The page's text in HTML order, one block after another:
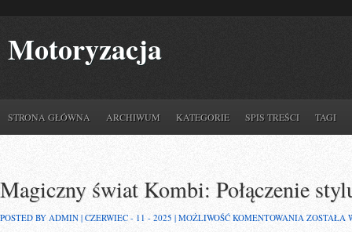
Motoryzacja
STRONA GŁÓWNA ARCHIWUM KATEGORIE SPIS TREŚCI TAGI
Magiczny świat Kombi: Połączenie
POSTED BY ADMIN | CZERWIEC - 11 - 2025 | MOŻLIWOŚĆ KOMENTOWANIA MAGICZNY
ZOSTAŁA